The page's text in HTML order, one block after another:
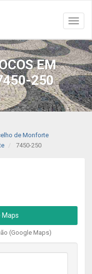
Toggle
EM
250
de Monforte
7450-250
Maps
(Google Maps)